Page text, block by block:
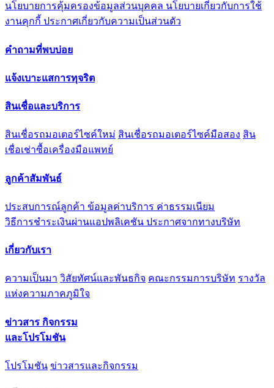
นโยบายการคุ้มครองข้อมูลส่วนบุคคล นโยบายเกี่ยวกับการใช้
งานคุกกี้ ประกาศเกี่ยวกับความเป็นส่วนตัว
คำถามที่พบบ่อย
แจ้งเบาะแสการทุจริต
สินเชื่อและบริการ
สินเชื่อรถมอเตอร์ไซค์ใหม่ สินเชื่อรถมอเตอร์ไซค์มือสอง สิน
เชื่อเช่าซื้อเครื่องมือแพทย์
ลูกค้าสัมพันธ์
ประสบการณ์ลูกค้า ข้อมูลค่าบริการ ค่าธรรมเนียม
วิธีการชำระเงินผ่านแอปพลิเคชัน ประกาศจากทางบริษัท
เกี่ยวกับเรา
ความเป็นมา วิสัยทัศน์และพันธกิจ คณะกรรมการบริษัท รางวัล
แห่งความภาคภูมิใจ
ข่าวสาร กิจกรรม
และโปรโมชัน
โปรโมชัน ข่าวสารและกิจกรรม